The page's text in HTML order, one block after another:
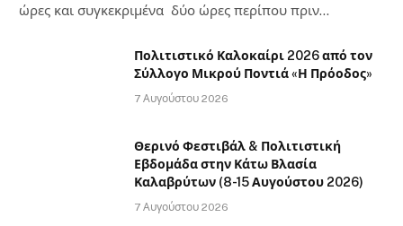
ώρες και συγκεκριμένα δύο ώρες περίπου πριν…
Πολιτιστικό Καλοκαίρι 2026 από τον
Σύλλογο Μικρού Ποντιά «Η Πρόοδος»
7 Αυγούστου 2026
Θερινό Φεστιβάλ & Πολιτιστική
Εβδομάδα στην Κάτω Βλασία
Καλαβρύτων (8-15 Αυγούστου 2026)
7 Αυγούστου 2026